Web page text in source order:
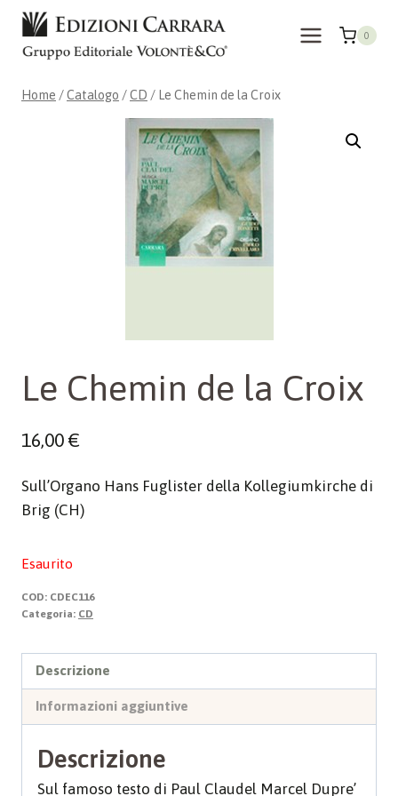
Salta
contenuto
0
Home /Catalogo /CD / Le Chemin de la Croix
Le Chemin de la Croix
16,00€
Sull’Organo Hans Fuglister della Kollegiumkirche di
Brig (CH)
Esaurito
COD: CDEC116
Categoria: CD
Descrizione
Informazioni aggiuntive
Descrizione
Sul famoso testo di Paul Claudel Marcel Dupre’